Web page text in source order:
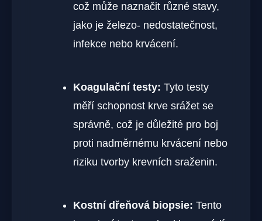
což může naznačit různé stavy,
jako je železo- nedostatečnost,
infekce nebo krvácení.
Koagulační testy: Tyto testy
měří schopnost krve srážet se
správně, což je důležité pro boj
proti nadměrnému krvácení nebo
riziku tvorby krevních sraženin.
Kostní dřeňová biopsie: Tento